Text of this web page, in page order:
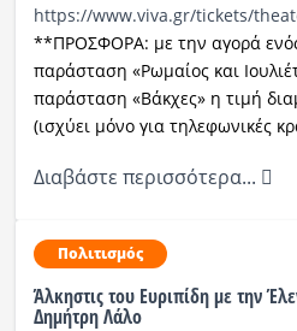
https://www.viva.gr/tickets/
**ΠΡΟΣΦΟΡΑ: με την αγορά ενός
παράσταση «Ρωμαίος και
παράσταση «Βάκχες» η τιμή
(ισχύει μόνο για τηλεφωνικές
Διαβάστε περισσότερα...
Πολιτισμός
Άλκηστις του Ευριπίδη με την
Δημήτρη Λάλο